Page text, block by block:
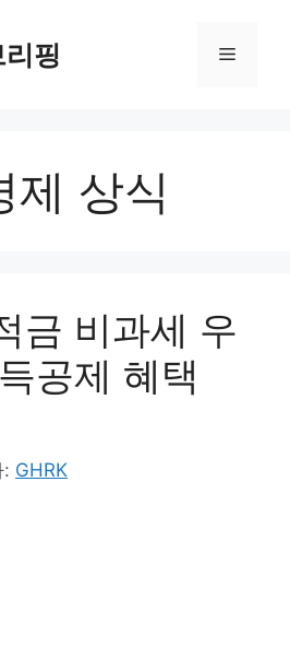
핑 메
제 상식
금 비과세 우
공제 혜택
: GHRK